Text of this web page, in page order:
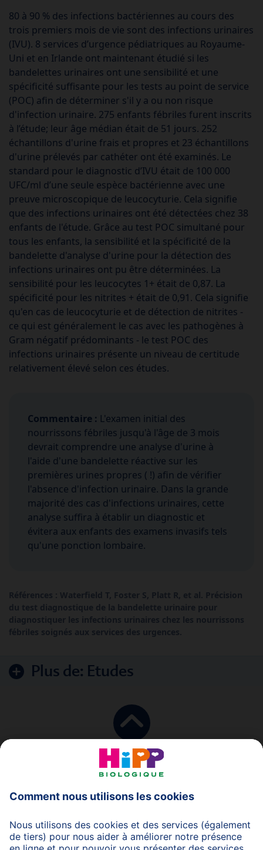
80 à 90 % des infections bactériennes au cours des
trois premiers mois de vie sont des infections urinaires
(IVU). 8 services d’urgence pédiatriques au Royaume-
Uni et en Irlande ont maintenant étudié si les
bandelettes urinaires ont une sensibilité et une
spécificité suffisante pour les tests au point de service
(POC) afin de déterminer s'il y a ou non risque
d'infection urinaire. 275 enfants fébriles furent inscrits
à l’étude; leur âge médian était de 51 jours. 252
échantillons d'urine frais et propres et 23 échantillons
d'urine prélevés par cathéter ont été examinés. Le
standard pour le diagnostic d’IVU était de 100 000
UFC/ml d’une seule espèce bactérienne avec une
preuve microscopique de leucocyturie. Cela signifie
que des infections urinaires ont été détectées chez 38
enfants de l'étude. Grâce au test POC simultané pour
tous les enfants, la sensibilité et la spécificité de la
bandelette d'analyse d'urine pour la détection des
infections urinaires ont pu être déterminées. La
sensibilité pour les leucocytes 1+ était de 0,87. La
spécificité pour les nitrites + était de 0,91. Cela signifie
qu'en cas de leucocyturie et de détection de nitrites -
ce qui est généralement le cas avec les pathogènes à
Gram négatif prédominants - le test POC des
infections urinaires présente un niveau de certitude
relativement élevé selon ces études.
Commentaire : L'examen initial des
nourrissons fébriles jusqu'à l'âge de 3 mois
devrait comprendre une analyse d'urine à
l'aide d'une bandelette réactive sur les
premières urines propres ( !) afin de vérifier
l'absence d'infection urinaire. Dans la grande
majorité des cas d'infections urinaires, cette
analyse suffira à établir un diagnostic et
évitera aux enfants des examens invasifs tels
qu'une ponction lombaire.
Références : Waterfield T, Foster S, Platt R, et al. Précision
du test diagnostique de la bandelette urinaire pour
diagnostiquer les infections urinaires chez les nourrissons
fébriles soignés aux services des urgences.
Plus de: Etudes
en haut
Protection des données Protection d'utilisation